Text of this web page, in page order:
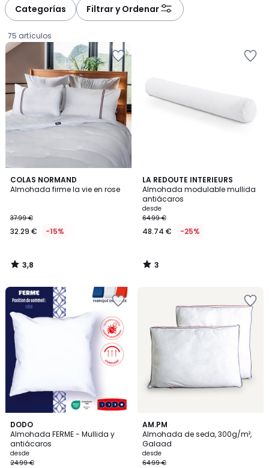
Categorías Filtrar y Ordenar
75 artículos
COLAS NORMAND
Almohada firme la vie en rose
€
en
de
37.99
15%
descuento
aplicado.
37.99 €
32.29 € -15%
3,8
/ 5
3,8
/
LA REDOUTE INTERIEURS
Almohada modulable mullida
antiácaros
desde
64.99 €
48.74 € -25%
3
/
5
3
/
DODO
Almohada FERME - Mullida y
antiácaros
desde
24.99 €
3,8
/ 5
AM.PM
Almohada de seda, 300g/m²,
Galaad
desde
64.99 €
3,8
/ 5